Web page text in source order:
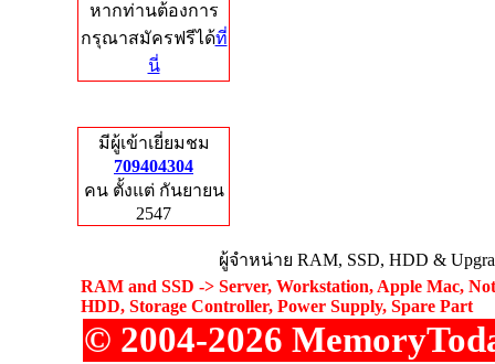
หากท่านต้องการ
กรุณาสมัครฟรีได้ที่
นี่
มีผู้เข้าเยี่ยมชม
709404304
คน ตั้งแต่ กันยายน
2547
ผู้จำหน่าย RAM, SSD, HDD &
RAM and SSD -> Server, Workstation, Apple Mac,
HDD, Storage Controller, Power Supply, Spare Part
© 2004-2026